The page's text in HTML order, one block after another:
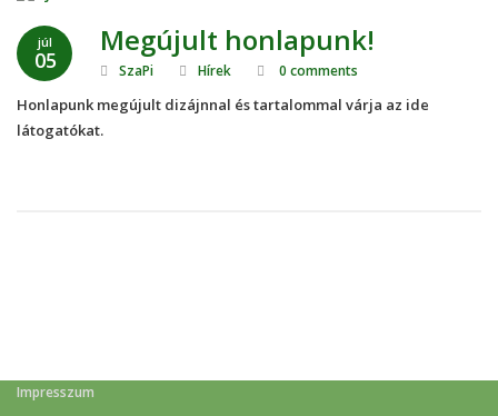
júl
05
Megújult honlapunk!
SzaPi Hírek 0 comments
Honlapunk megújult dizájnnal és tartalommal várja az ide
látogatókat.
Impresszum